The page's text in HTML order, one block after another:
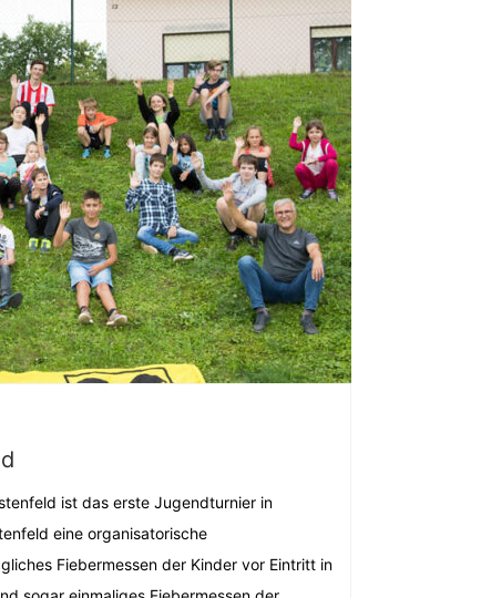
ist das erste Jugendturnier in
eine organisatorische
Fiebermessen der Kinder vor Eintritt in